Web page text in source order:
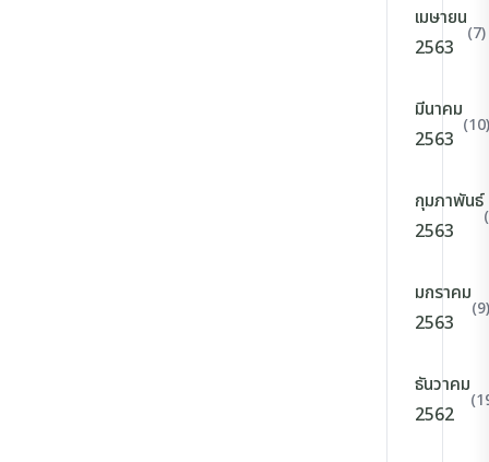
เมษายน
2563
(7)
มีนาคม
2563
(10)
กุมภาพันธ์
2563
มกราคม
2563
(9)
ธันวาคม
2562